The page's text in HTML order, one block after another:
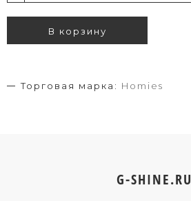
В корзину
Торговая марка: Homies
G-SHINE.RU